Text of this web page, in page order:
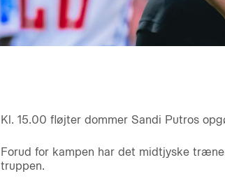
Kl. 15.00 fløjter dommer Sandi Putros
Forud for kampen har det midtjyske
truppen.